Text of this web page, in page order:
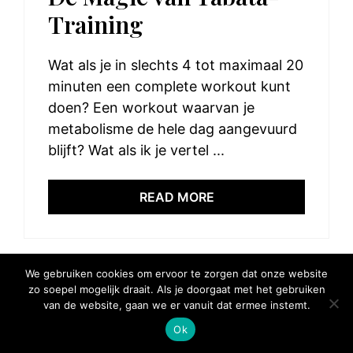
Training
Wat als je in slechts 4 tot maximaal 20
minuten een complete workout kunt
doen? Een workout waarvan je
metabolisme de hele dag aangevuurd
blijft? Wat als ik je vertel ...
READ MORE
© 2025 Elke Hap Telt
We gebruiken cookies om ervoor te zorgen dat onze website
zo soepel mogelijk draait. Als je doorgaat met het gebruiken
van de website, gaan we er vanuit dat ermee instemt.
Ok